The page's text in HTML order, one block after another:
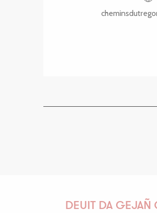
DEUIT DA GEJAÑ